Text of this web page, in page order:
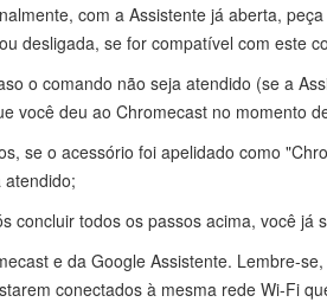
com a Assistente já aberta,
desligada, se for compatível com este
o comando não seja atendido (se a
você deu ao Chromecast no momento
se o acessório foi apelidado como
atendido;
concluir todos os passos acima, você
e da Google Assistente. Lembre-
conectados à mesma rede Wi-Fi